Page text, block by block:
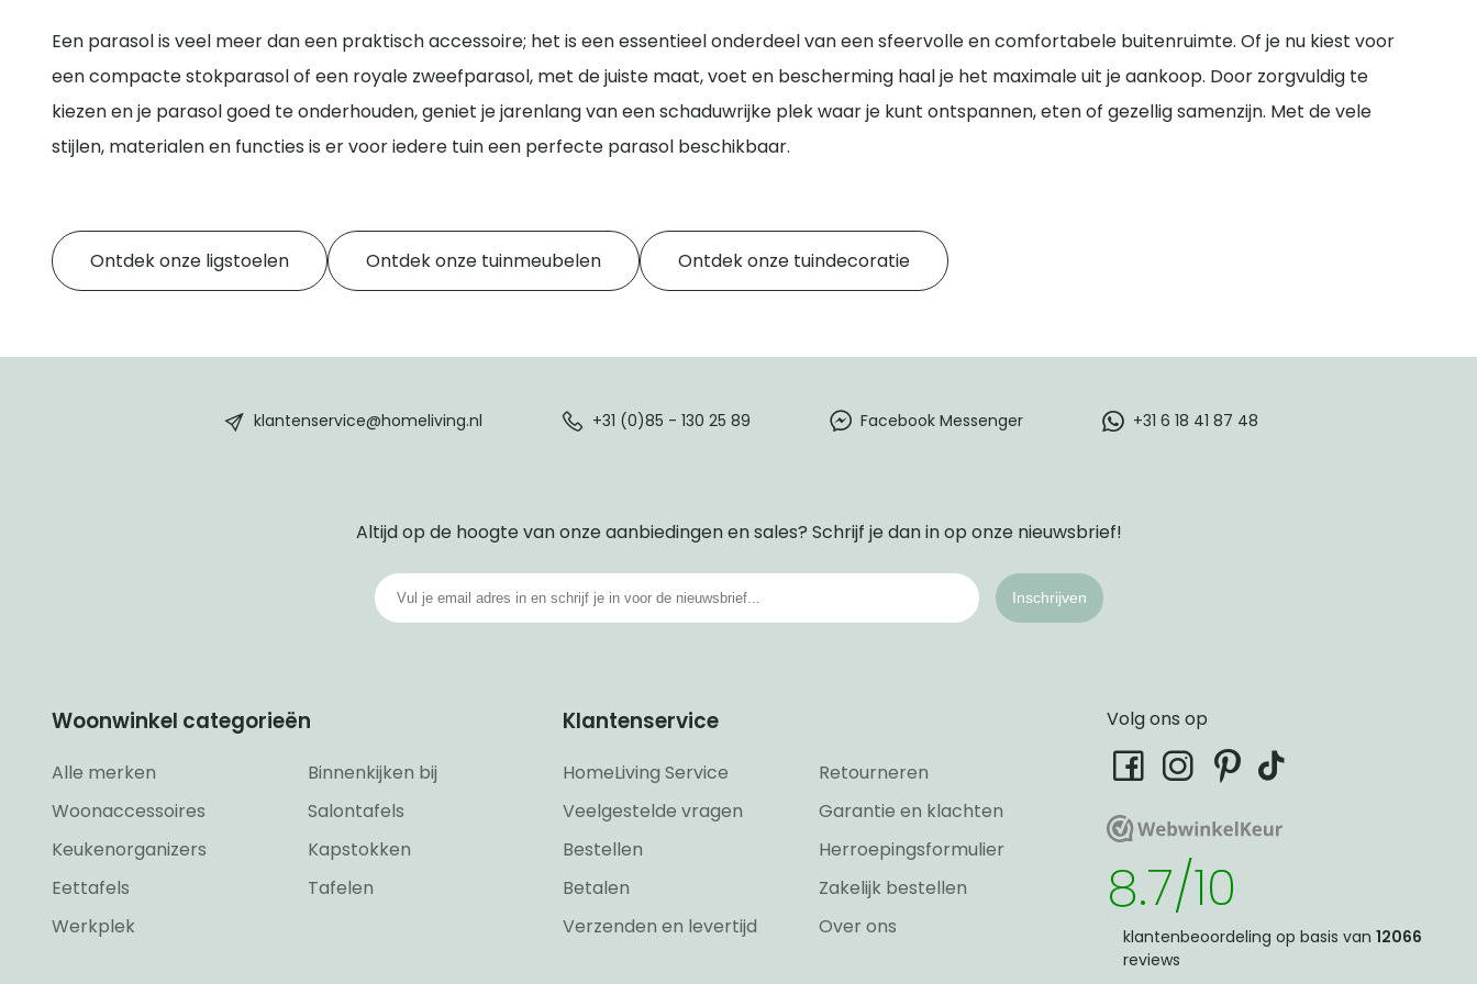
Een parasol is veel meer dan een praktisch accessoire; het is een essentieel onderdeel van een sfeervolle en comfortabele buitenruimte. Of je nu kiest voor
een compacte stokparasol of een royale zweefparasol, met de juiste maat, voet en bescherming haal je het maximale uit je aankoop. Door zorgvuldig te
kiezen en je parasol goed te onderhouden, geniet je jarenlang van een schaduwrijke plek waar je kunt ontspannen, eten of gezellig samenzijn. Met de vele
stijlen, materialen en functies is er voor iedere tuin een perfecte parasol beschikbaar.
Ontdek onze ligstoelen Ontdek onze tuinmeubelen Ontdek onze tuindecoratie
klantenservice@homeliving.nl +31 (0)85 - 130 25 89 Facebook Messenger +31 6 18 41 87 48
Altijd op de hoogte van onze aanbiedingen en sales? Schrijf je dan in op onze nieuwsbrief!
Inschrijven
Woonwinkel categorieën
Alle merken
Binnenkijken bij
Woonaccessoires
Salontafels
Keukenorganizers
Kapstokken
Eettafels
Tafelen
Werkplek
Klantenservice
HomeLiving Service
Retourneren
Veelgestelde vragen
Garantie en klachten
Bestellen
Herroepingsformulier
Betalen
Zakelijk bestellen
Verzenden en levertijd
Over ons
Volg ons op
facebookinstagram
pinterest
tiktok
WebwinkelKeur
WebwinkelKeur
8.7/10
klantenbeoordeling op basis van 12066
reviews